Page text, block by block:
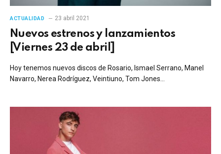
ACTUALIDAD 23 abril 2021
Nuevos estrenos y lanzamientos
[Viernes 23 de abril]
Hoy tenemos nuevos discos de Rosario, Ismael Serrano, Manel
Navarro, Nerea Rodríguez, Veintiuno, Tom Jones…